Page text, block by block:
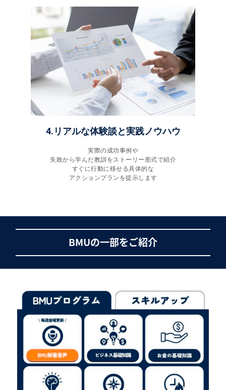
4.リアルな体験談と実践ノウハウ
実際の成功事例や
失敗から学んだ教訓をストーリー形式で紹介
すぐに行動に移せる具体的な
アクションプランを提示します
BMUの一部をご紹介